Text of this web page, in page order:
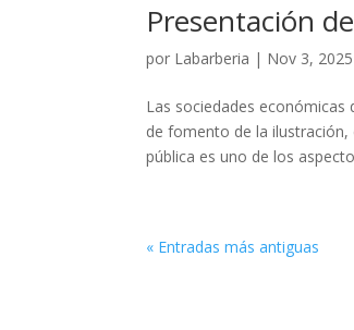
Presentación
por Labarberia | Nov 3, 2025
Las sociedades económicas
de fomento de la ilustración,
pública es uno de los
« Entradas más antiguas